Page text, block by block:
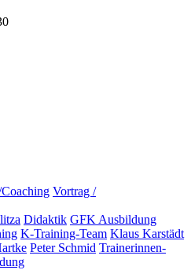
Vortrag /
Didaktik GFK Ausbildung
K-Training-Team Klaus Karstädt
Peter Schmid Trainerinnen-